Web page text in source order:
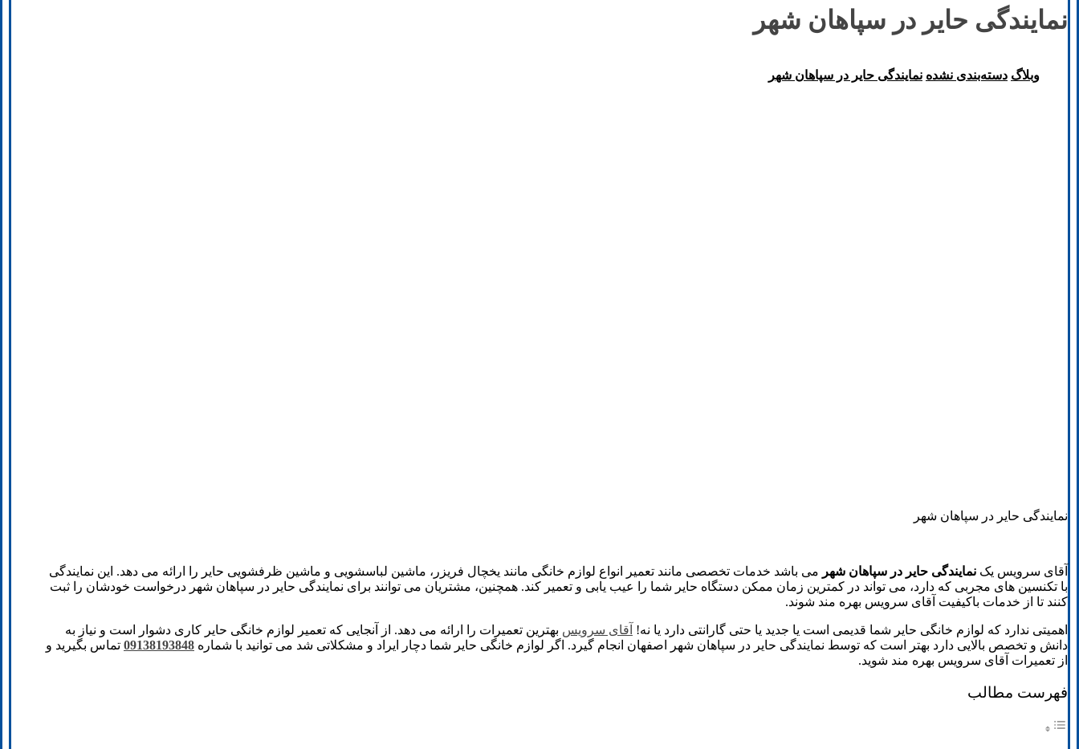
نمایندگی حایر در سپاهان شهر
وبلاگ دسته‌بندی نشده نمایندگی حایر در سپاهان شهر
نمایندگی حایر در سپاهان شهر
آقای سرویس یک نمایندگی حایر در سپاهان شهر می باشد خدمات تخصصی مانند تعمیر انواع لوازم خانگی مانند یخچال فریزر، ماشین لباسشویی و ماشین ظرفشویی حایر را ارائه می دهد. این نمایندگی
با تکنسین های مجربی که دارد، می تواند در کمترین زمان ممکن دستگاه حایر شما را عیب یابی و تعمیر کند. همچنین، مشتریان می توانند برای نمایندگی حایر در سپاهان شهر درخواست خودشان را ثبت
کنند تا از خدمات باکیفیت آقای سرویس بهره مند شوند.
اهمیتی ندارد که لوازم خانگی حایر شما قدیمی است یا جدید یا حتی گارانتی دارد یا نه! آقای سرویس بهترین تعمیرات را ارائه می دهد. از آنجایی که تعمیر لوازم خانگی حایر کاری دشوار است و نیاز به
دانش و تخصص بالایی دارد بهتر است که توسط نمایندگی حایر در سپاهان شهر اصفهان انجام گیرد. اگر لوازم خانگی حایر شما دچار ایراد و مشکلاتی شد می توانید با شماره 09138193848 تماس بگیرید و
از تعمیرات آقای سرویس بهره مند شوید.
فهرست مطالب